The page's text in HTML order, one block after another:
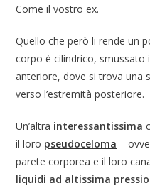
Come il vostro ex.
Quello che però li rende un
corpo è cilindrico, smussato
anteriore, dove si trova una
verso l’estremità posteriore.
Un’altra interessantissima
il loro pseudoceloma –
parete corporea e il loro
liquidi ad altissima